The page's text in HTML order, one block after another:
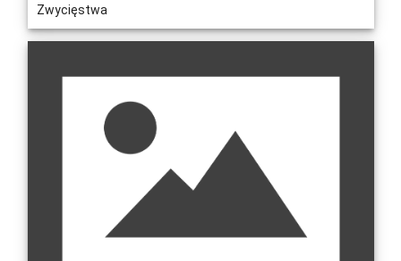
Zwycięstwa